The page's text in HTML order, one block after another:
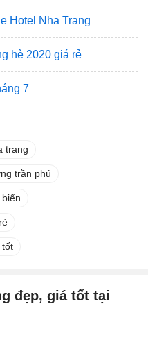
Hotel Nha Trang
hè 2020 giá rẻ
7
trang
trần phú
tốt
đẹp, giá tốt tại